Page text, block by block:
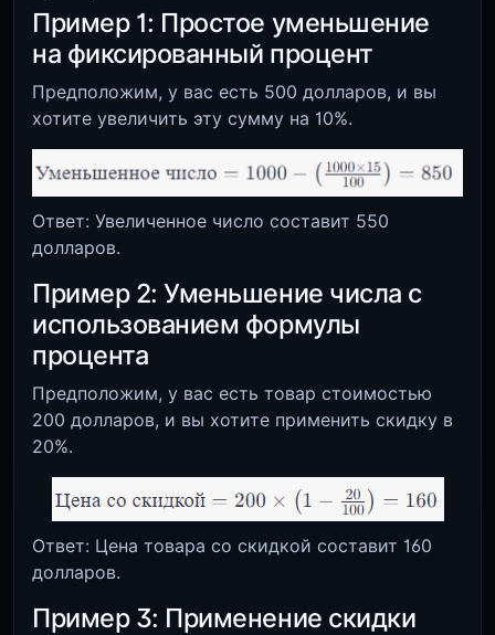
Пример 1: Простое уменьшение
на фиксированный процент
Предположим, у вас есть 500 долларов, и вы
хотите увеличить эту сумму на 10%.
Ответ: Увеличенное число составит 550
долларов.
Пример 2: Уменьшение числа с
использованием формулы
процента
Предположим, у вас есть товар стоимостью
200 долларов, и вы хотите применить скидку в
20%.
Ответ: Цена товара со скидкой составит 160
долларов.
Пример 3: Применение скидки